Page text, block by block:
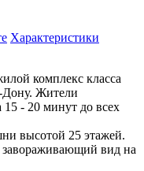
Характеристики
комплекс класса
Дону. Жители
- 20 минут до всех
высотой 25 этажей.
завораживающий вид на